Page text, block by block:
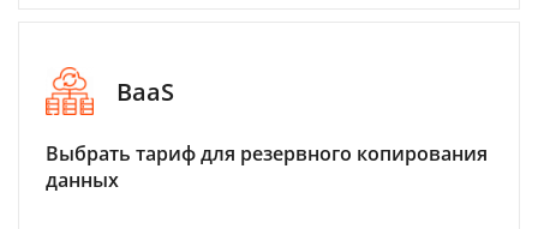
BaaS
Выбрать тариф для резервного копирования
данных